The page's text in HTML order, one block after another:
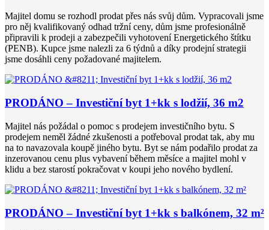
Majitel domu se rozhodl prodat přes nás svůj dům. Vypracovali jsme
pro něj kvalifikovaný odhad tržní ceny, dům jsme profesionálně
připravili k prodeji a zabezpečili vyhotovení Energetického štítku
(PENB). Kupce jsme nalezli za 6 týdnů a díky prodejní strategii
jsme dosáhli ceny požadované majitelem.
PRODÁNO – Investiční byt 1+kk s lodžií, 36 m2
Majitel nás požádal o pomoc s prodejem investičního bytu. S
prodejem neměl žádné zkušenosti a potřeboval prodat tak, aby mu
na to navazovala koupě jiného bytu. Byt se nám podařilo prodat za
inzerovanou cenu plus vybavení během měsíce a majitel mohl v
klidu a bez starostí pokračovat v koupi jeho nového bydlení.
PRODÁNO – Investiční byt 1+kk s balkónem, 32 m²